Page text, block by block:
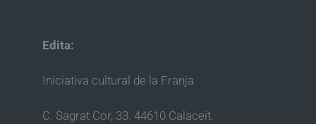
Edita:
Iniciativa cultural de la Franja
C. Sagrat Cor, 33. 44610 Calaceit.